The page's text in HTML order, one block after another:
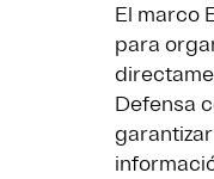
El marco
para
Defensa